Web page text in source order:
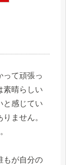
って頑張っ
素晴らしい
と感じてい
ません。
もが自分の